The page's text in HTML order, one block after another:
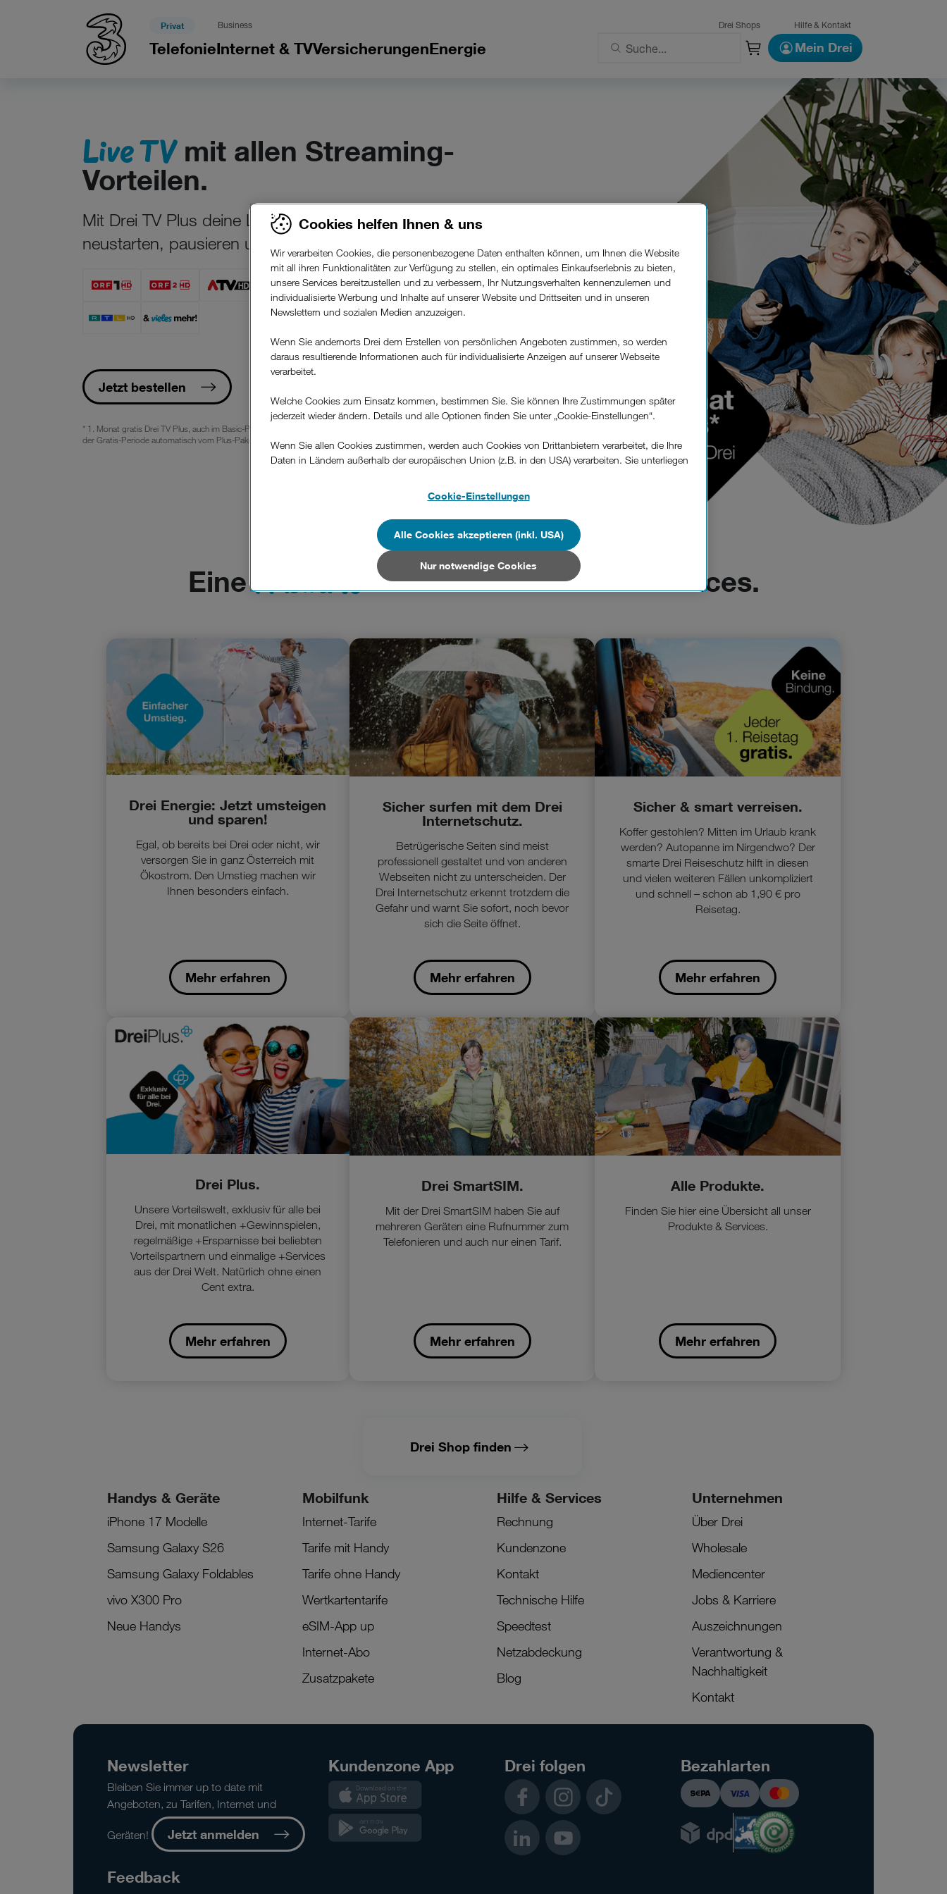
Privat Business Drei Shops Hilfe & Kontakt
TelefonieInternet & TVVersicherungenEnergie Mein Drei
Live TVmit allen Streaming-
Vorteilen.
Mit Drei TV Plus deine Lieblings-Inhalte jederzeit
neustarten, pausieren und 7 Tage abrufen.
Jetzt bestellen
* 1. Monat gratis Drei TV Plus, auch im Basic-Paket. Bitte beachten Sie im Basic-Paket, dass nach Ablauf
der Gratis-Periode automatisch vom Plus-Paket auf das Basic-Paket umgestellt wird.
EineAuswahlunserer Produkte & Services.
Drei Energie: Jetzt umsteigen
und sparen!
Egal, ob bereits bei Drei oder nicht, wir
versorgen Sie in ganz Österreich mit
Ökostrom. Den Umstieg machen wir
Ihnen besonders einfach.
Mehr erfahren
Sicher surfen mit dem Drei
Internetschutz.
Betrügerische Seiten sind meist
professionell gestaltet und von anderen
Webseiten nicht zu unterscheiden. Der
Drei Internetschutz erkennt trotzdem die
Gefahr und warnt Sie sofort, noch bevor
sich die Seite öffnet.
Mehr erfahren
Sicher & smart verreisen.
Koffer gestohlen? Mitten im Urlaub krank
werden? Autopanne im Nirgendwo? Der
smarte Drei Reiseschutz hilft in diesen
und vielen weiteren Fällen unkompliziert
und schnell – schon ab 1,90 € pro
Reisetag.
Mehr erfahren
Drei Plus.
Unsere Vorteilswelt, exklusiv für alle bei
Drei, mit monatlichen +Gewinnspielen,
regelmäßige +Ersparnisse bei beliebten
Vorteilspartnern und einmalige +Services
aus der Drei Welt. Natürlich ohne einen
Cent extra.
Mehr erfahren
Drei SmartSIM.
Mit der Drei SmartSIM haben Sie auf
mehreren Geräten eine Rufnummer zum
Telefonieren und auch nur einen Tarif.
Mehr erfahren
Alle Produkte.
Finden Sie hier eine Übersicht all unser
Produkte & Services.
Mehr erfahren
Drei Shop finden
Handys & Geräte
iPhone 17 Modelle
Samsung Galaxy S26
Samsung Galaxy Foldables
vivo X300 Pro
Neue Handys
Mobilfunk
Internet-Tarife
Tarife mit Handy
Tarife ohne Handy
Wertkartentarife
eSIM-App up
Internet-Abo
Zusatzpakete
Hilfe & Services
Rechnung
Kundenzone
Kontakt
Technische Hilfe
Speedtest
Netzabdeckung
Blog
Unternehmen
Über Drei
Wholesale
Mediencenter
Jobs & Karriere
Auszeichnungen
Verantwortung &
Nachhaltigkeit
Kontakt
Newsletter
Bleiben Sie immer up to date mit
Angeboten, zu Tarifen, Internet und
Geräten! Jetzt anmelden
Feedback
Kundenzone App Drei folgen
InstagramTikTok
YouTube
Bezahlarten
Cookies helfen Ihnen & uns
Wir verarbeiten Cookies, die personenbezogene Daten enthalten können, um Ihnen die Website
mit all ihren Funktionalitäten zur Verfügung zu stellen, ein optimales Einkaufserlebnis zu bieten,
unsere Services bereitzustellen und zu verbessern, Ihr Nutzungsverhalten kennenzulernen und
individualisierte Werbung und Inhalte auf unserer Website und Drittseiten und in unseren
Newslettern und sozialen Medien anzuzeigen.
Wenn Sie andernorts Drei dem Erstellen von persönlichen Angeboten zustimmen, so werden
daraus resultierende Informationen auch für individualisierte Anzeigen auf unserer Webseite
verarbeitet.
Welche Cookies zum Einsatz kommen, bestimmen Sie. Sie können Ihre Zustimmungen später
jederzeit wieder ändern. Details und alle Optionen finden Sie unter „Cookie-Einstellungen“.
Wenn Sie allen Cookies zustimmen, werden auch Cookies von Drittanbietern verarbeitet, die Ihre
Daten in Ländern außerhalb der europäischen Union (z.B. in den USA) verarbeiten. Sie unterliegen
Cookies von Unternehmen in Drittstaaten, die ein ähnliches Datenschutzniveau wie in der
Europäischen Union aufweisen (z.B. Data Privacy Framework), werden wie europäische
Wenn Sie „Nur notwendige Cookies“ wählen, dann sind für Sie nur jene Cookies im Einsatz, die
zur Funktion dieser Website unerlässlich sind.
Cookie-Einstellungen
Nur notwendige Cookies
Alle Cookies akzeptieren (inkl. USA)